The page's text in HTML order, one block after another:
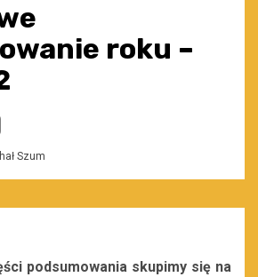
roku –
Szum
podsumowania skupimy się na